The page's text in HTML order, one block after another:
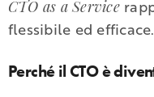
CTO as a Service
flessibile ed efficace.
Perché il CTO è